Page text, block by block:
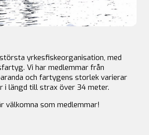
yrkesfiskeorganisation, med
Vi har medlemmar från
och fartygens storlek varierar
i längd till strax över 34 meter.
välkomna som medlemmar!